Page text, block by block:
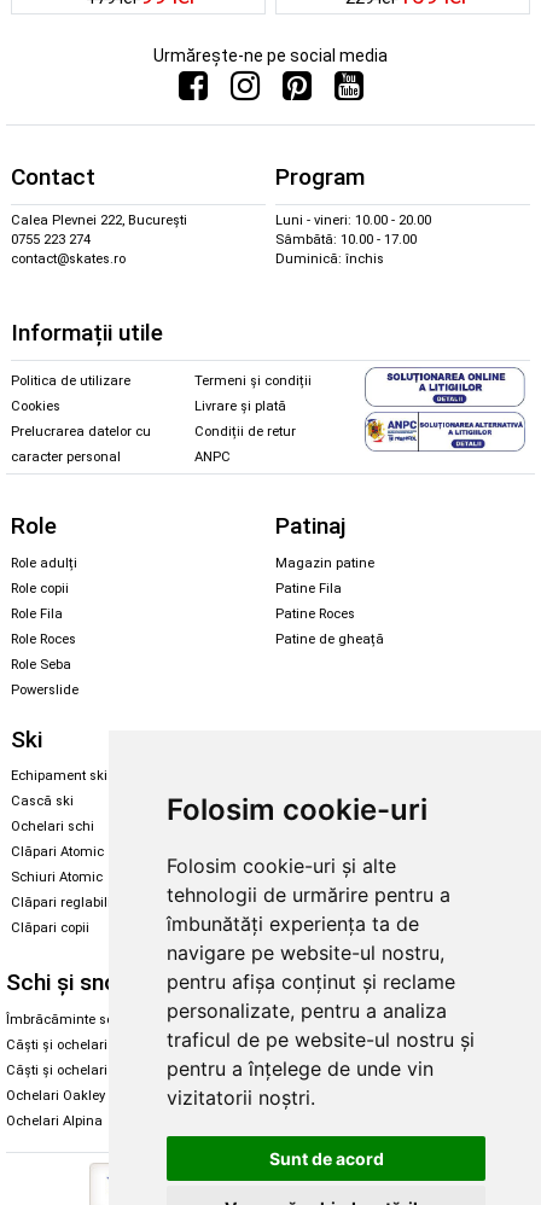
Folosim cookie-uri
Folosim cookie-uri și alte
tehnologii de urmărire pentru a
îmbunătăți experiența ta de
navigare pe website-ul nostru,
pentru afișa conținut și reclame
personalizate, pentru a analiza
traficul de pe website-ul nostru și
pentru a înțelege de unde vin
vizitatorii noștri.
Sunt de acord
Urmărește-ne pe social media
Contact
Calea Plevnei 222, București
0755 223 274
contact@skates.ro
Program
Luni - vineri: 10.00 - 20.00
Sâmbătă: 10.00 - 17.00
Duminică: închis
Informații utile
Politica de utilizare
Cookies
Prelucrarea datelor cu
caracter personal
Termeni și condiții
Livrare și plată
Condiții de retur
ANPC
Role
Role adulți
Role copii
Role Fila
Role Roces
Role Seba
Powerslide
Patinaj
Magazin patine
Patine Fila
Patine Roces
Patine de gheață
Ski
Echipament ski
Cască ski
Ochelari schi
Clăpari Atomic
Schiuri Atomic
Clăpari reglabili
Clăpari copii
Echipament snowboard
Skate & longboard
Santa Cruz
Enuff Skateboards
Schi și snowboard
Îmbrăcăminte schi și snowboard
Căști și ochelari de iarnă
Căști și ochelari Alpina
Ochelari Oakley
Ochelari Alpina
Diverse
Cum aleg rolele
Cum aleg ochelarii
Ochelari de soare Oakley
Ochelari de soare Alpina